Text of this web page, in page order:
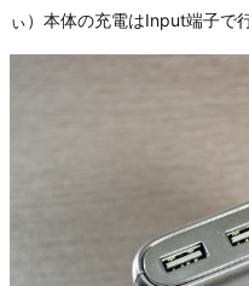
ぃ）本体の充電はInput端子で